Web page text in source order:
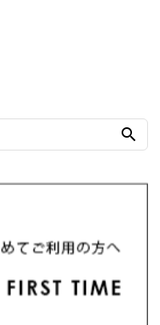
search